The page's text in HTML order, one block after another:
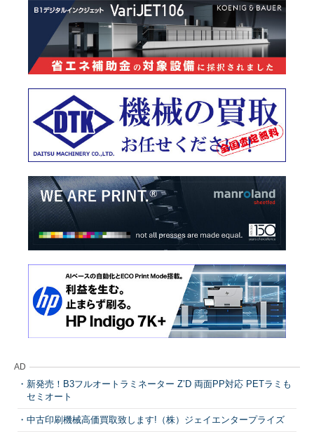
AD
新発売！B3フルオートラミネーター Z’D 両面PP対応 PETラミも
セミオート
中古印刷機械高価買取致します!（株）ジェイエンタープライズ